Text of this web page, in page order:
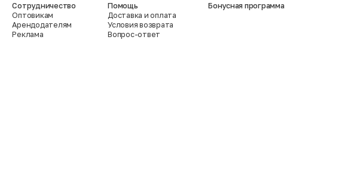
Сотрудничество
Оптовикам
Арендодателям
Реклама
Помощь
Доставка и оплата
Условия возврата
Вопрос-ответ
Бонусная программа